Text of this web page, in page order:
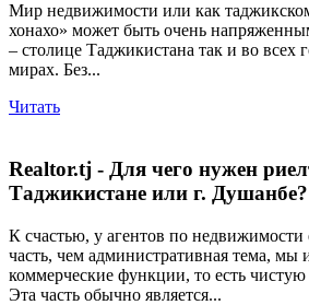
Мир недвижимости или как
хонахо» может быть очень
– столице Таджикистана так и во всех
мирах. Без...
Читать
Realtor.tj - Для чего нужен
Таджикистане или г. Душанбе?
К счастью, у агентов по недвижимости
часть, чем административная тема, мы
коммерческие функции, то есть
Эта часть обычно является...